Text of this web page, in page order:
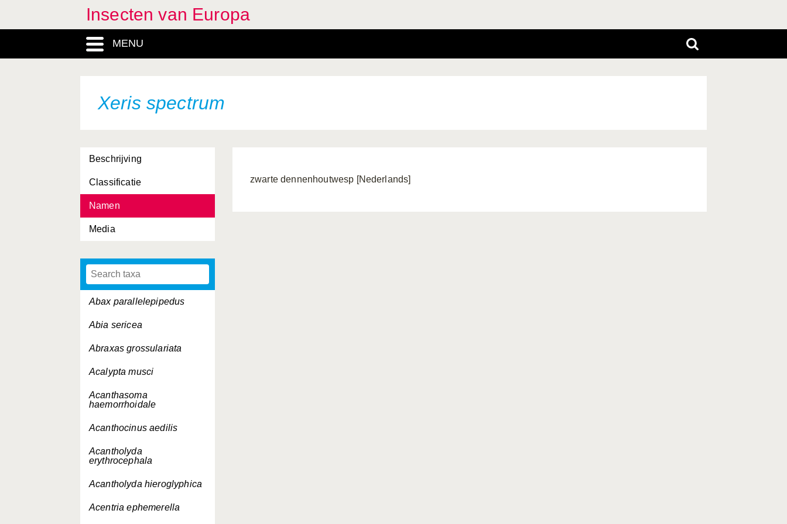
Insecten van Europa
MENU
Xeris spectrum
Beschrijving
Classificatie
Namen
Media
Abax parallelepipedus
Abia sericea
Abraxas grossulariata
Acalypta musci
Acanthasoma
haemorrhoidale
Acanthocinus aedilis
Acantholyda
erythrocephala
Acantholyda hieroglyphica
Acentria ephemerella
zwarte dennenhoutwesp [Nederlands]